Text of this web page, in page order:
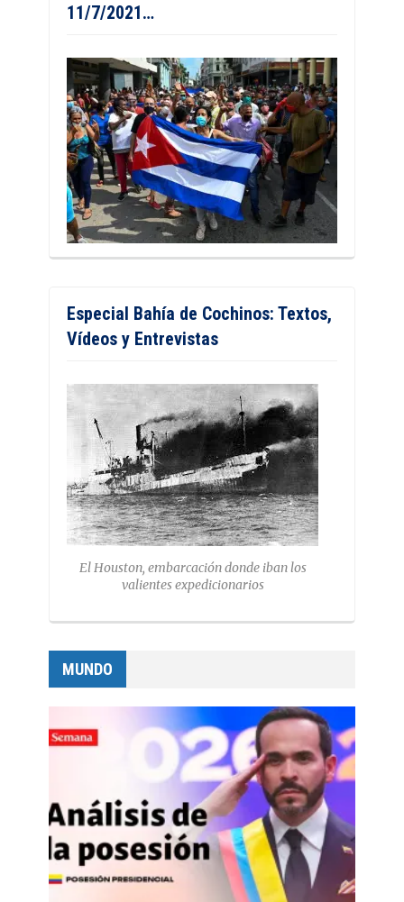
11/7/2021…
Especial Bahía de Cochinos: Textos,
Vídeos y Entrevistas
El Houston, embarcación donde iban los
valientes expedicionarios
MUNDO